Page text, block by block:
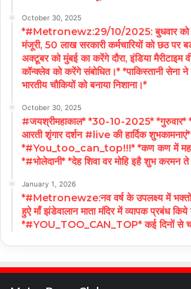
October 30, 2025
*#Metronewz:29/10/2025: बुधवार को
मंजूरी, 50 लाख सरकारी कर्मचारियों को छठ पर
अक्टूबर को मुंबई का करेंगे दौरा, इंडिया मैरीटाइम
कॉन्क्लेव को करेंगे संबोधित।* *पाकिस्तानी सेना ने
भारतीय चौकियों को बनाया निशाना।*
October 30, 2025
#जयश्रीमहाकाल* *30-10-2025* *गुरुवार*
आरती शृंगार दर्शन #live की हार्दिक शुभकामनाएं*
*#You_too_can_top!!!* *कण कण में
*#भोलेदानी* *देह शिवा वर मोहि इहै शुभ करमन
January 1, 2026
*#Metronewze:नव वर्ष के उपलक्ष्य में भक्तों
हुऐ माँ झंडेवालान माता मंदिर में व्यापक प्रबंध
*#YOU_TOO_CAN_TOP* कई दिनों से चल